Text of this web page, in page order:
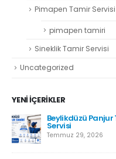
Pimapen Tamir Servisi
pimapen tamiri
Sineklik Tamir Servisi
Uncategorized
YENI İÇERIKLER
Beylikdüzü
Servisi
Temmuz 29, 2026